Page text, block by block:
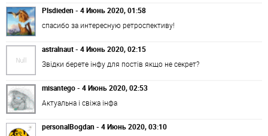
Plsdieden - 4 Июнь 2020, 01:58
спасибо за интересную ретроспективу!
astralnaut - 4 Июнь 2020, 02:15
Звідки берете інфу для постів якщо не секрет?
misantego - 4 Июнь 2020, 02:53
Актуальна і свіжа інфа
personalBogdan - 4 Июнь 2020, 03:10